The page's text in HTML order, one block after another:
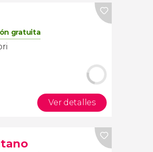
gratuita
Ver detalles